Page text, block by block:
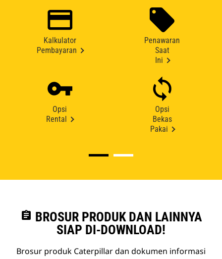
Kalkulator
Pembayaran
Penawaran
Saat
Ini
Opsi
Rental
Opsi
Bekas
Pakai
assignment BROSUR PRODUK DAN LAINNYA
SIAP DI-DOWNLOAD!
Brosur produk Caterpillar dan dokumen informasi